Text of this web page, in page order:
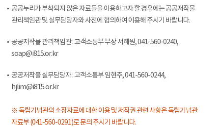
공공누리가 부착되지 않은 자료들을 이용하고자 할 경우에는 공공저작물
관리책임관 및 실무담당자와 사전에 협의하여 이용해 주시기 바랍니다.
공공저작물 관리책임관 : 고객소통부 부장 서혜원, 041-560-0240,
soap@i815.or.kr
공공저작물 실무담당자 : 고객소통부 임현주, 041-560-0244,
hjlim@i815.or.kr
※ 독립기념관의 소장자료에 대한 이용 및 저작권 관련 사항은 독립기념관
자료부 (041-560-0291)로 문의 주시기 바랍니다.